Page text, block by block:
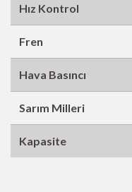
Hız Kontrol
Fren
Hava Basıncı
Sarım Milleri
Kapasite